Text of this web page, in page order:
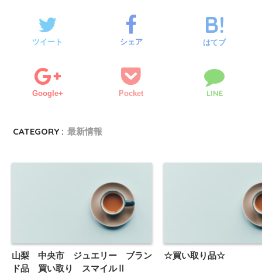
ツイート シェア はてブ
Google+ Pocket LINE
CATEGORY : 最新情報
山梨 中央市 ジュエリー ブラン
ド品 買い取り スマイルⅡ
☆買い取り品☆